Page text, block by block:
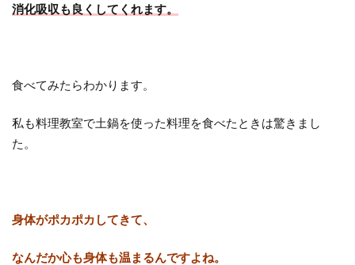
消化吸収も良くしてくれます。
食べてみたらわかります。
私も料理教室で土鍋を使った料理を食べたときは驚きまし
た。
身体がポカポカしてきて、
なんだか心も身体も温まるんですよね。